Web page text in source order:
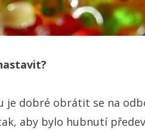
je dobré obrátit se na
aby bylo hubnutí